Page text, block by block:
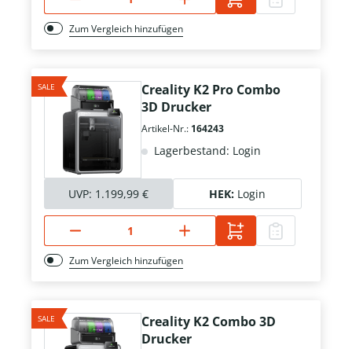
Zum Vergleich hinzufügen
SALE
Creality K2 Pro Combo
3D Drucker
Artikel-Nr.: 164243
Lagerbestand: Login
UVP: 1.199,99 € HEK: Login
Zum Vergleich hinzufügen
SALE
Creality K2 Combo 3D
Drucker